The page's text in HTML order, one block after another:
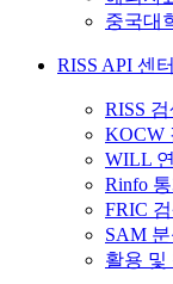
중국대
RISS API 센터
RISS
KOCW
WILL
Rinfo
FRIC
SAM
활용 및